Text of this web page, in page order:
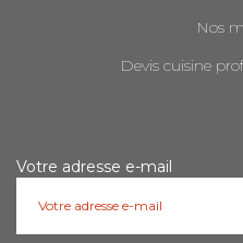
Nos
Devis cuisine
Votre adresse e-mail